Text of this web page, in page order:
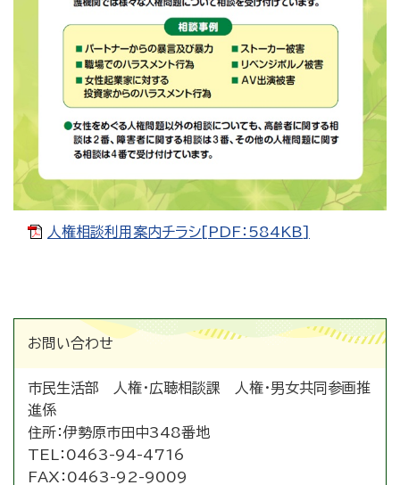
人権相談利用案内チラシ[PDF：584KB]
お問い合わせ
市民生活部 人権・広聴相談課 人権・男女共同参画推
進係
住所：伊勢原市田中348番地
TEL： 0463-94-4716
FAX： 0463-92-9009